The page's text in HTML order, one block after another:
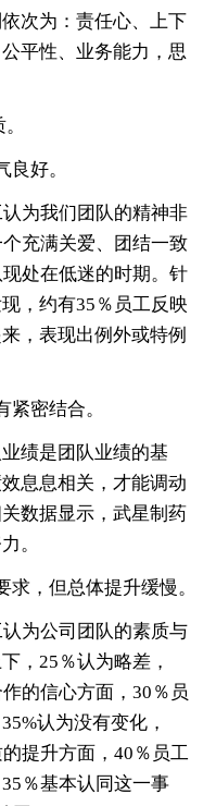
次为：责任心、上下
平性、业务能力，思
好。
为我们团队的精神非
充满关爱、团结一致
处在低迷的时期。针
，约有35％员工反映
，表现出例外或特例
紧密结合。
绩是团队业绩的基
息息相关，才能调动
数据显示，武星制药
。
，但总体提升缓慢。
为公司团队的素质与
，25％认为略差，
的信心方面，30％员
认为没有变化，
提升方面，40％员工
％基本认同这一事